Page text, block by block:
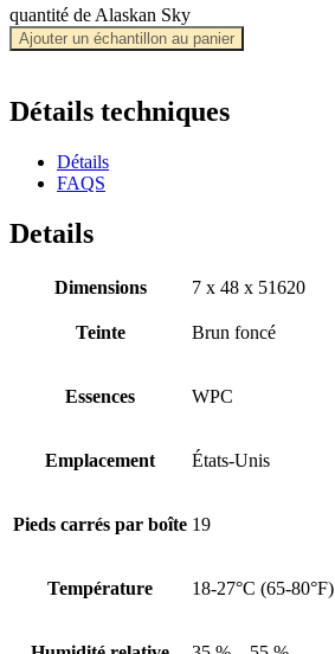
quantité de Alaskan Sky
Ajouter un échantillon au panier
Détails techniques
Détails
FAQS
Details
Dimensions 7 x 48 x 51620
Teinte Brun foncé
Essences WPC
Emplacement États-Unis
Pieds carrés par boîte 19
Température 18-27°C (65-80°F)